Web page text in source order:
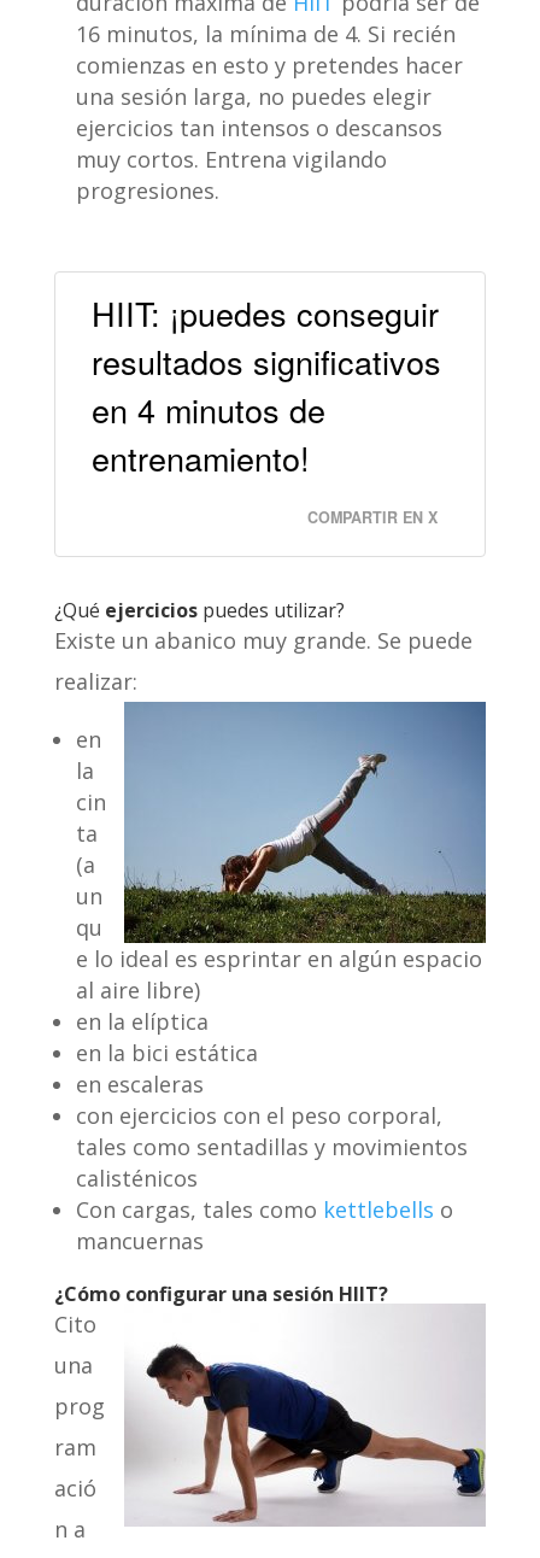
16 minutos, la mínima de 4. Si recién
comienzas en esto y pretendes hacer
una sesión larga, no puedes elegir
ejercicios tan intensos o descansos
muy cortos. Entrena vigilando
progresiones.
HIIT: ¡puedes conseguir
resultados significativos
en 4 minutos de
entrenamiento!
COMPARTIR EN X
¿Qué ejerciciospuedes utilizar?
Existe un abanico muy grande. Se puede
realizar:
en
la
cin
ta
(a
un
qu
e lo ideal es esprintar en algún espacio
al aire libre)
en la elíptica
en la bici estática
en escaleras
con ejercicios con el peso corporal,
tales como sentadillas y movimientos
calisténicos
Con cargas, tales como kettlebells o
mancuernas
¿Cómo configurar una sesión HIIT?
Cito
una
prog
ram
ació
n a